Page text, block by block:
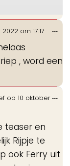
2022 om 17:17
, word een
...
op 10 oktober
teaser en
Rijpje te
ook Ferry uit
...